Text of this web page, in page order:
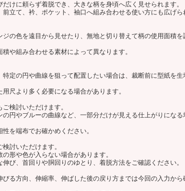
けに頼らず着脱でき、大きな柄を身頃へ広く見せられます。
立て、衿、ポケット、袖口へ組み合わせる使い方にも広げら
の色を遠目から見せたり、無地と切り替えて柄の使用面積を
や組み合わせる素材によって異なります。
定の円や曲線を狙って配置したい場合は、裁断前に型紙を生
尺より多く必要になる場合があります。
検討いただけます。
円やブルーの曲線など、一部分だけが見える仕上がりになる
を端布でお確かめください。
討いただけます。
形や色が入らない場合があります。
び、首回りや胴回りのゆとり、着脱方法をご確認ください。
る方向、伸縮率、伸ばした後の戻り方までは今回の入力から